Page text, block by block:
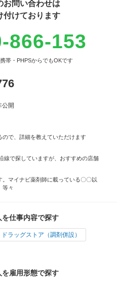
お問い合わせは
付けております
866-153
帯・PHPSからでもOKです
公開
ので、詳細を教えていただけます
線で探していますが、おすすめの店舗
。マイナビ薬剤師に載っている〇〇以
等々
仕事内容で探す
ドラッグストア（調剤併設）
雇用形態で探す